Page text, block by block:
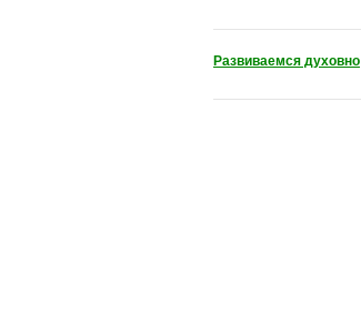
Развиваемся духовно